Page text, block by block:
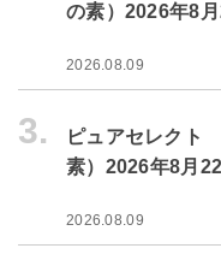
の素）2026年8
2026.08.09
3.
ピュアセレクト
素）2026年8月
2026.08.09